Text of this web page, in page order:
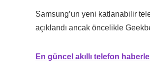
Samsung’un yeni katlanabilir
açıklandı ancak öncelikle
En güncel akıllı telefon